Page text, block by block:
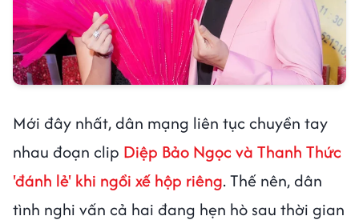
Mới đây nhất, dân mạng liên tục chuyền tay
nhau đoạn clip Diệp Bảo Ngọc và Thanh Thức
'đánh lẻ' khi ngồi xế hộp riêng. Thế nên, dân
tình nghi vấn cả hai đang hẹn hò sau thời gian